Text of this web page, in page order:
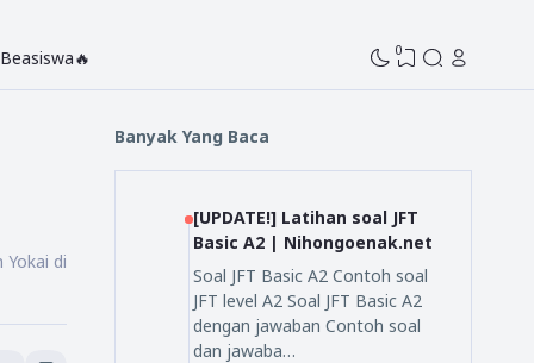
Beasiswa🔥 0
Yokai di
Banyak Yang Baca
[UPDATE!] Latihan soal JFT
Basic A2 | Nihongoenak.net
Soal JFT Basic A2 Contoh soal
JFT level A2 Soal JFT Basic A2
dengan jawaban Contoh soal
dan jawaba…